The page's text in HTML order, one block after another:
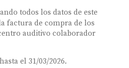
todos los datos de este
factura de compra de los
auditivo colaborador
el 31/03/2026.